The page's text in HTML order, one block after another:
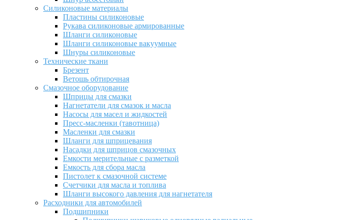
Силиконовые материалы
Пластины силиконовые
Рукава силиконовые армированные
Шланги силиконовые
Шланги силиконовые вакуумные
Шнуры силиконовые
Технические ткани
Брезент
Ветошь обтирочная
Смазочное оборудование
Шприцы для смазки
Нагнетатели для смазок и масла
Насосы для масел и жидкостей
Пресс-масленки (тавотница)
Масленки для смазки
Шланги для шприцевания
Насадки для шприцов смазочных
Емкости мерительные с разметкой
Емкость для сбора масла
Пистолет к смазочной системе
Счетчики для масла и топлива
Шланги высокого давления для нагнетателя
Расходники для автомобилей
Подшипники